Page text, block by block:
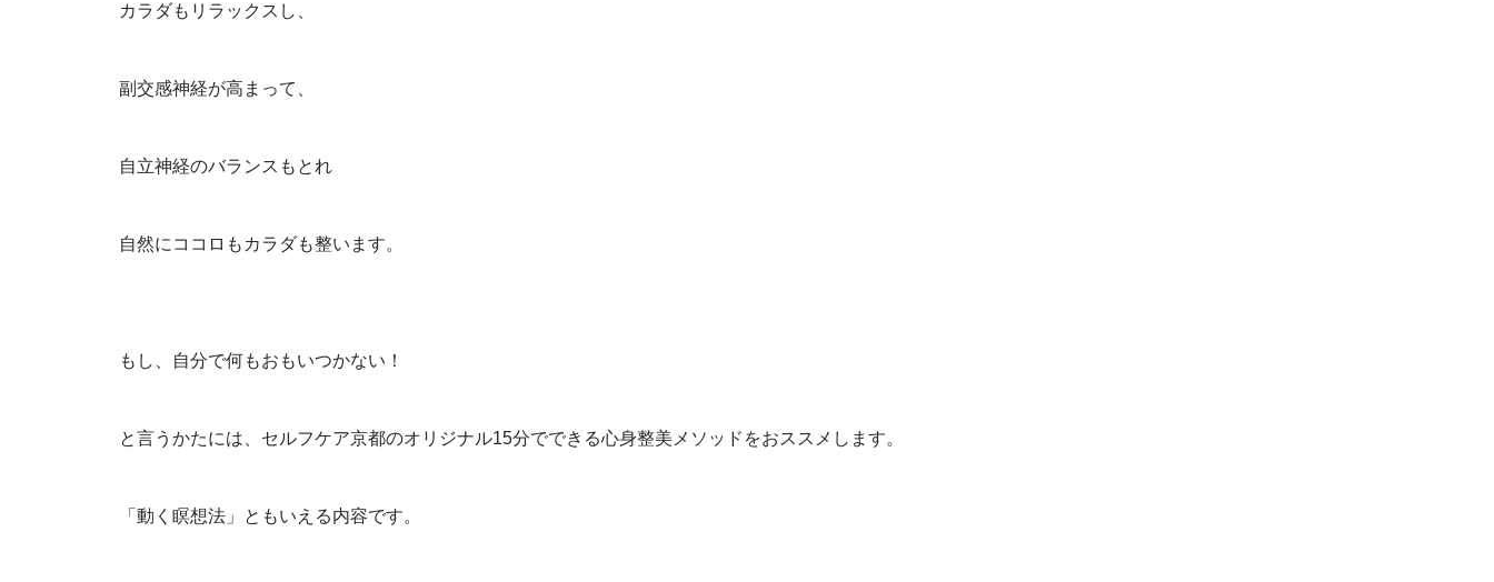
カラダもリラックスし、
副交感神経が高まって、
自立神経のバランスもとれ
自然にココロもカラダも整います。
もし、自分で何もおもいつかない！
と言うかたには、セルフケア京都のオリジナル15分でできる心身整美メソッドをおススメします。
「動く瞑想法」ともいえる内容です。